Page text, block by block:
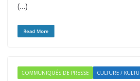
(…)
Read More
COMMUNIQUÉS DE PRESSE CULTURE /